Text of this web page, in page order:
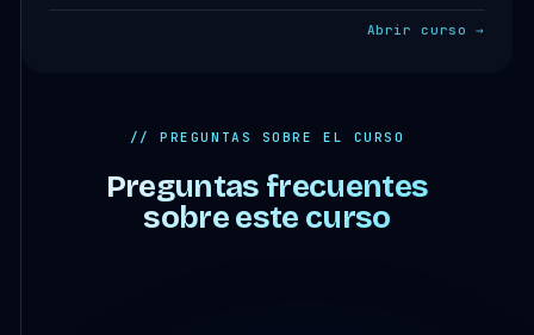
Abrir curso →
// PREGUNTAS SOBRE EL CURSO
Preguntas frecuentes
sobre este curso